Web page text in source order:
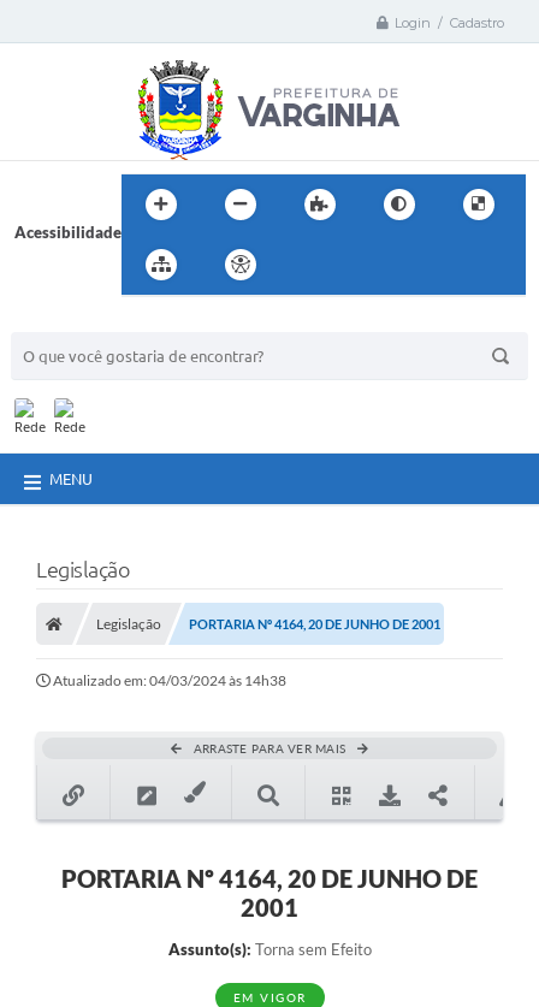
Login / Cadastro
Acessibilidade
MENU
Legislação
Legislação PORTARIA Nº 4164, 20 DE JUNHO DE 2001
Atualizado em: 04/03/2024 às 14h38
ARRASTE PARA VER MAIS
PORTARIA Nº 4164, 20 DE JUNHO DE
2001
Assunto(s): Torna sem Efeito
EM VIGOR